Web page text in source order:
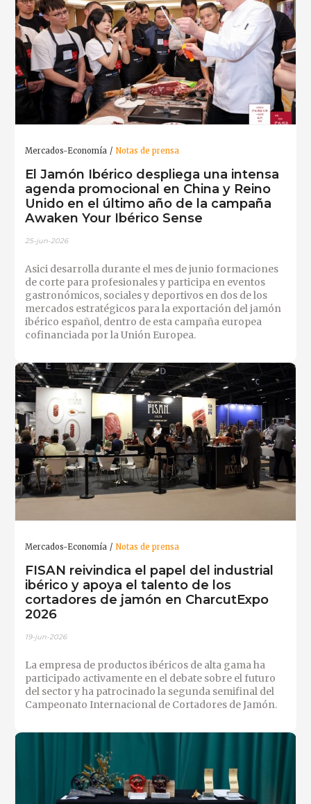
Mercados-Economía Notas de prensa
El Jamón Ibérico despliega una intensa
agenda promocional en China y Reino
Unido en el último año de la campaña
Awaken Your Ibérico Sense
25-jun-2026
Asici desarrolla durante el mes de junio formaciones
de corte para profesionales y participa en eventos
gastronómicos, sociales y deportivos en dos de los
mercados estratégicos para la exportación del jamón
ibérico español, dentro de esta campaña europea
cofinanciada por la Unión Europea.
Mercados-Economía Notas de prensa
FISAN reivindica el papel del industrial
ibérico y apoya el talento de los
cortadores de jamón en CharcutExpo
2026
19-jun-2026
La empresa de productos ibéricos de alta gama ha
participado activamente en el debate sobre el futuro
del sector y ha patrocinado la segunda semifinal del
Campeonato Internacional de Cortadores de Jamón.